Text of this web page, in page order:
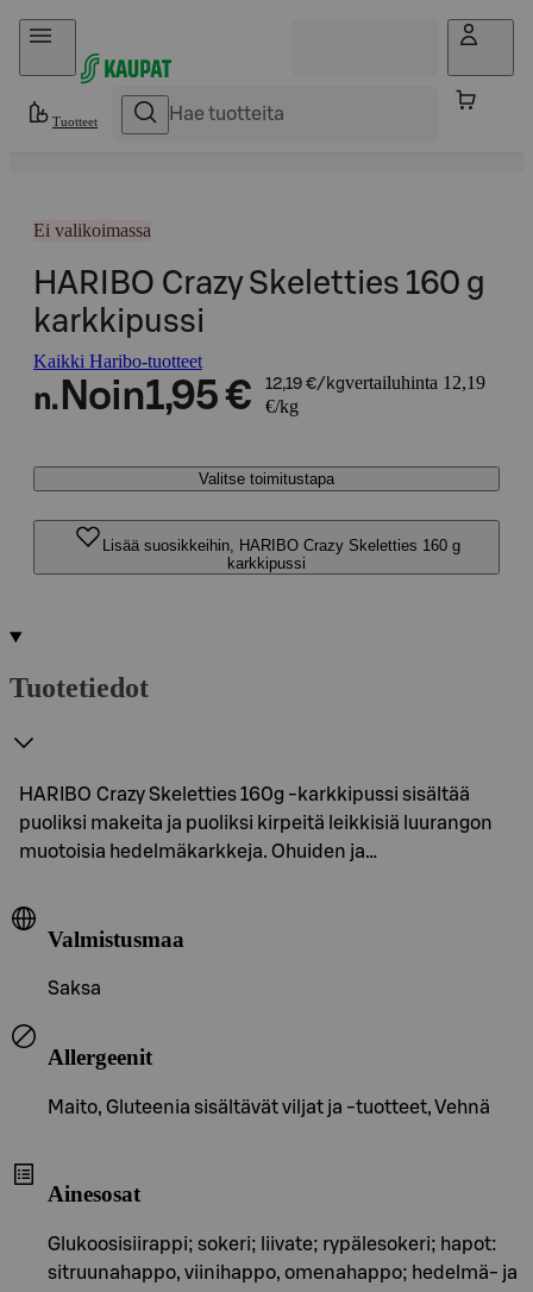
Hyppää sisältöön
Tuotteet
Ei valikoimassa
HARIBO Crazy Skeletties 160 g
karkkipussi
Kaikki Haribo-tuotteet
n. Noin1,95 € 12,19 €/kgvertailuhinta 12,19
€/kg
Valitse toimitustapa
Lisää suosikkeihin, HARIBO Crazy Skeletties 160 g
karkkipussi
Tuotetiedot
HARIBO Crazy Skeletties 160g -karkkipussi sisältää
puoliksi makeita ja puoliksi kirpeitä leikkisiä luurangon
muotoisia hedelmäkarkkeja. Ohuiden ja…
Valmistusmaa
Saksa
Allergeenit
Maito, Gluteenia sisältävät viljat ja -tuotteet, Vehnä
Ainesosat
Glukoosisiirappi; sokeri; liivate; rypälesokeri; hapot:
sitruunahappo, viinihappo, omenahappo; hedelmä- ja